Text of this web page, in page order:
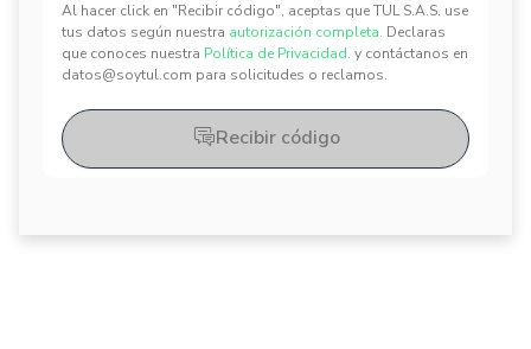
Al hacer click en "Recibir código", aceptas que TUL S.A.S. use
tus datos según nuestra autorización completa. Declaras
que conoces nuestra Política de Privacidad. y contáctanos en
datos@soytul.com para solicitudes o reclamos.
✕
✕
Recibir código